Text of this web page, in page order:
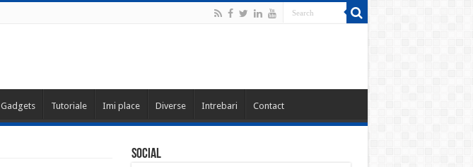
Gadgets Tutoriale Imi place Diverse Intrebari Contact
Social